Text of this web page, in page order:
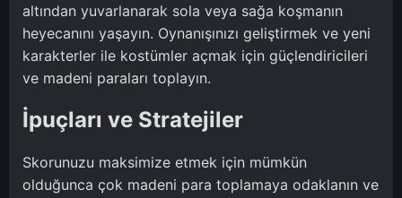
altından yuvarlanarak sola veya sağa koşmanın
heyecanını yaşayın. Oynanışınızı geliştirmek ve yeni
karakterler ile kostümler açmak için güçlendiricileri
ve madeni paraları toplayın.
İpuçları ve Stratejiler
Skorunuzu maksimize etmek için mümkün
olduğunca çok madeni para toplamaya odaklanın ve